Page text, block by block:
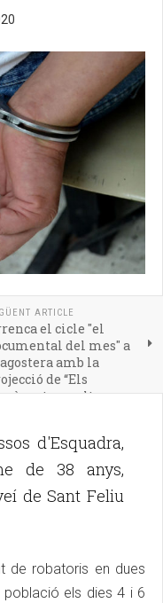
ARTICLE
el cicle "el
del mes" a
amb la
de “Els
escolten
d'Esquadra,
de 38 anys,
de Sant Feliu
de robatoris en dues
els dies 4 i 6